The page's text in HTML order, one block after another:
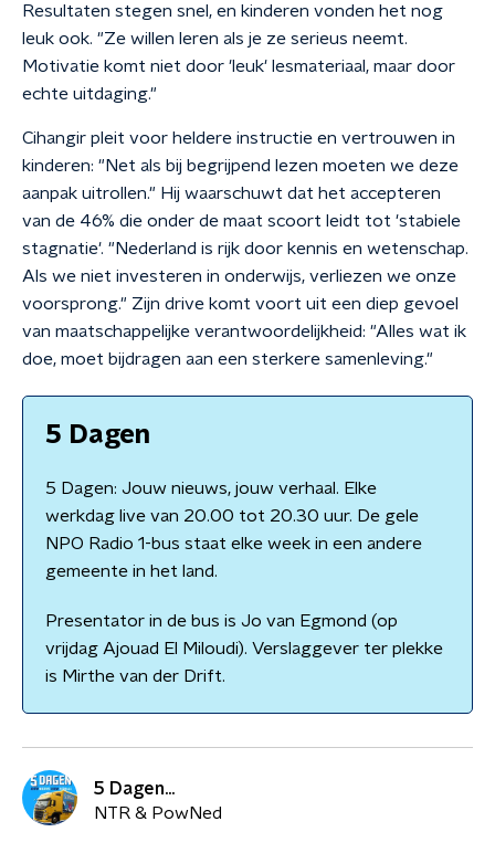
Resultaten stegen snel, en kinderen vonden het nog
leuk ook. "Ze willen leren als je ze serieus neemt.
Motivatie komt niet door 'leuk' lesmateriaal, maar door
echte uitdaging."
Cihangir pleit voor heldere instructie en vertrouwen in
kinderen: "Net als bij begrijpend lezen moeten we deze
aanpak uitrollen." Hij waarschuwt dat het accepteren
van de 46% die onder de maat scoort leidt tot 'stabiele
stagnatie'. "Nederland is rijk door kennis en wetenschap.
Als we niet investeren in onderwijs, verliezen we onze
voorsprong." Zijn drive komt voort uit een diep gevoel
van maatschappelijke verantwoordelijkheid: "Alles wat ik
doe, moet bijdragen aan een sterkere samenleving."
5 Dagen
5 Dagen: Jouw nieuws, jouw verhaal. Elke
werkdag live van 20.00 tot 20.30 uur. De gele
NPO Radio 1-bus staat elke week in een andere
gemeente in het land.
Presentator in de bus is Jo van Egmond (op
vrijdag Ajouad El Miloudi). Verslaggever ter plekke
is Mirthe van der Drift.
5 Dagen...
NTR & PowNed